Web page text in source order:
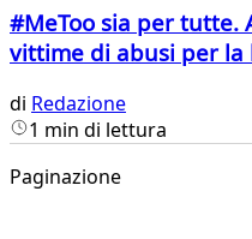
#MeToo sia per tutte.
vittime di abusi per la
di Redazione
1 min di lettura
Paginazione